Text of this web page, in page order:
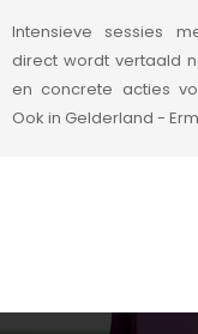
Intensieve sessies
direct wordt vertaald
en concrete acties
Ook in Gelderland -